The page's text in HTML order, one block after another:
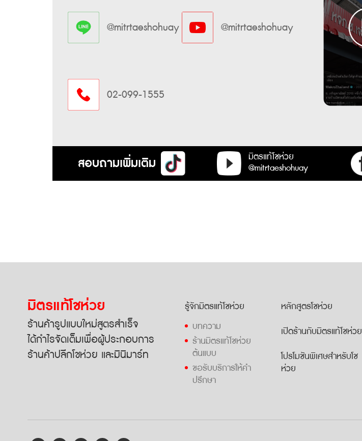
@mitrtaeshohuay @mitrtaeshohuay
02-099-1555
สอบถามเพิ่มเติม
มิตรแท้โชห่วย
@mitrtaeshohuay
มิตรแท้โชห่วย
ร้านค้ารูปแบบใหม่สูตรสำเร็จ
ได้กำไรจัดเต็มเพื่อผู้ประกอบการ
ร้านค้าปลีกโชห่วย และมินิมาร์ท
รู้จักมิตรแท้โชห่วย
บทความ
ร้านมิตรแท้โชห่วย
ต้นแบบ
ขอรับบริการให้คำ
ปรึกษา
หลักสูตรโชห่วย
เปิดร้านกับมิตรแท้โชห่วย
โปรโมชันพิเศษสำหรับโช
ห่วย